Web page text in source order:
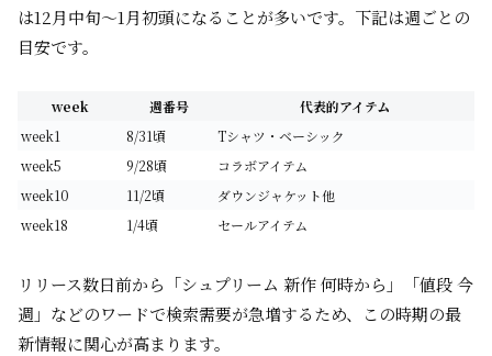
は12月中旬～1月初頭になることが多いです。下記は週ごとの
目安です。
week 週番号
代表的アイテム
week1
8/31頃
Tシャツ・ベーシック
week5
9/28頃
コラボアイテム
week10
11/2頃
ダウンジャケット他
week18
1/4頃 セールアイテム
リリース数日前から「シュプリーム 新作 何時から」「値段 今
週」などのワードで検索需要が急増するため、この時期の最
新情報に関心が高まります。